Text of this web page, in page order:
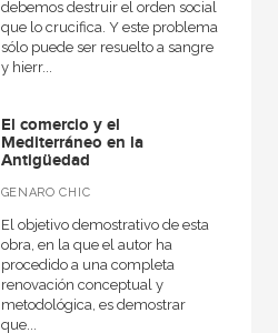
debemos destruir el orden social
que lo crucifica. Y este problema
sólo puede ser resuelto a sangre
y hierr...
El comercio y el
Mediterráneo en la
Antigüedad
GENARO CHIC
El objetivo demostrativo de esta
obra, en la que el autor ha
procedido a una completa
renovación conceptual y
metodológica, es demostrar
que...